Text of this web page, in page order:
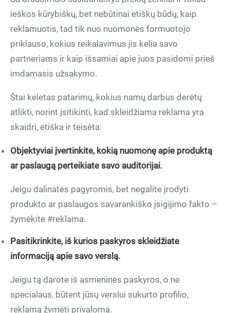
ieškos kūrybiškų, bet nebūtinai etiškų būdų, kaip
reklamuotis, tad tik nuo nuomonės formuotojo
priklauso, kokius reikalavimus jis kelia savo
partneriams ir kaip išsamiai apie juos pasidomi prieš
imdamasis užsakymo.
Štai keletas patarimų, kokius namų darbus derėtų
atlikti, norint įsitikinti, kad skleidžiama reklama yra
skaidri, etiška ir teisėta:
Objektyviai įvertinkite, kokią nuomonę apie produktą
ar paslaugą perteikiate savo auditorijai.
Jeigu dalinatės pagyromis, bet negalite įrodyti
produkto ar paslaugos savarankiško įsigijimo fakto –
žymėkite #reklama.
Pasitikrinkite, iš kurios paskyros skleidžiate
informaciją apie savo verslą.
Jeigu tą darote iš asmeninės paskyros, o ne
specialaus, būtent jūsų verslui sukurto profilio,
reklamą žymėti privaloma.